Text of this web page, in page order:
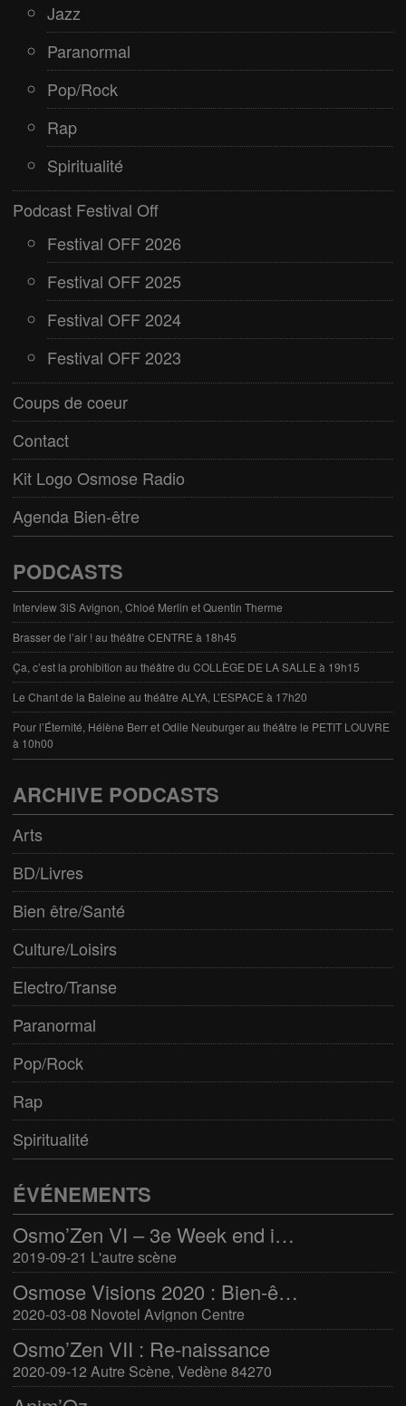
Jazz
Paranormal
Pop/Rock
Rap
Spiritualité
Podcast Festival Off
Festival OFF 2026
Festival OFF 2025
Festival OFF 2024
Festival OFF 2023
Coups de coeur
Contact
Kit Logo Osmose Radio
Agenda Bien-être
PODCASTS
Interview 3iS Avignon, Chloé Merlin et Quentin Therme
Brasser de l’air ! au théâtre CENTRE à 18h45
Ça, c’est la prohibition au théâtre du COLLÈGE DE LA SALLE à 19h15
Le Chant de la Baleine au théâtre ALYA, L’ESPACE à 17h20
Pour l’Éternité, Hélène Berr et Odile Neuburger au théâtre le PETIT LOUVRE
à 10h00
ARCHIVE PODCASTS
Arts
BD/Livres
Bien être/Santé
Culture/Loisirs
Electro/Transe
Paranormal
Pop/Rock
Rap
Spiritualité
ÉVÉNEMENTS
Osmo’Zen VI – 3e Week end international du bien-être
2019-09-21 L'autre scène
Osmose Visions 2020 : Bien-être et arts divinatoires
2020-03-08 Novotel Avignon Centre
Osmo’Zen VII : Re-naissance
2020-09-12 Autre Scène, Vedène 84270